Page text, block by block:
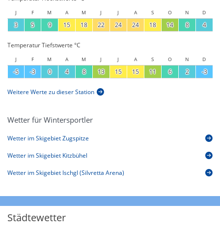
J F M A M J J A S O N D
3 5 9 15 18 22 24 24 18 14 8 4
Temperatur Tiefstwerte °C
J F M A M J J A S O N D
-5 -3 0 4 8 13 15 15 11 6 2 -3
Weitere Werte zu dieser Station
Wetter für Wintersportler
Wetter im Skigebiet Zugspitze
Wetter im Skigebiet Kitzbühel
Wetter im Skigebiet Ischgl (Silvretta Arena)
Städtewetter